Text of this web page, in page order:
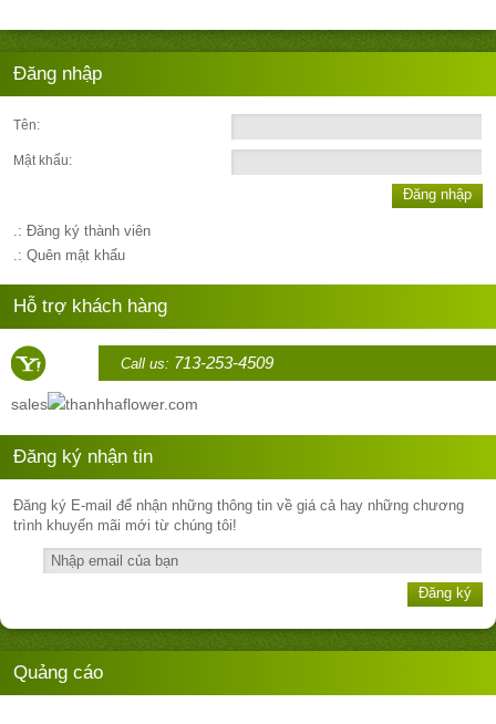
Đăng nhập
Tên:
Mật khẩu:
Đăng nhập
.: Đăng ký thành viên
.: Quên mật khẩu
Hỗ trợ khách hàng
Call us: 713-253-4509
sales thanhhaflower.com
Đăng ký nhận tin
Đăng ký E-mail để nhận những thông tin về giá cả hay những chương
trình khuyến mãi mới từ chúng tôi!
Đăng ký
Quảng cáo